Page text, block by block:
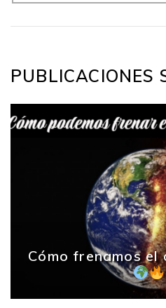
PUBLICACIONES
Cómo frenamos